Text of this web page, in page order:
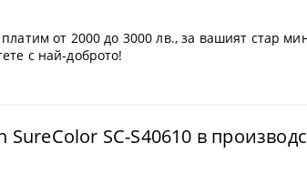
от 2000 до 3000 лв., за вашият стар
с най-доброто!
SC-S40610 в